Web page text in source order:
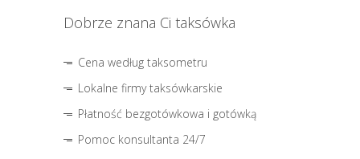
Dobrze znana Ci taksówka
Cena według taksometru
Lokalne firmy taksówkarskie
Płatność bezgotówkowa i gotówką
Pomoc konsultanta 24/7